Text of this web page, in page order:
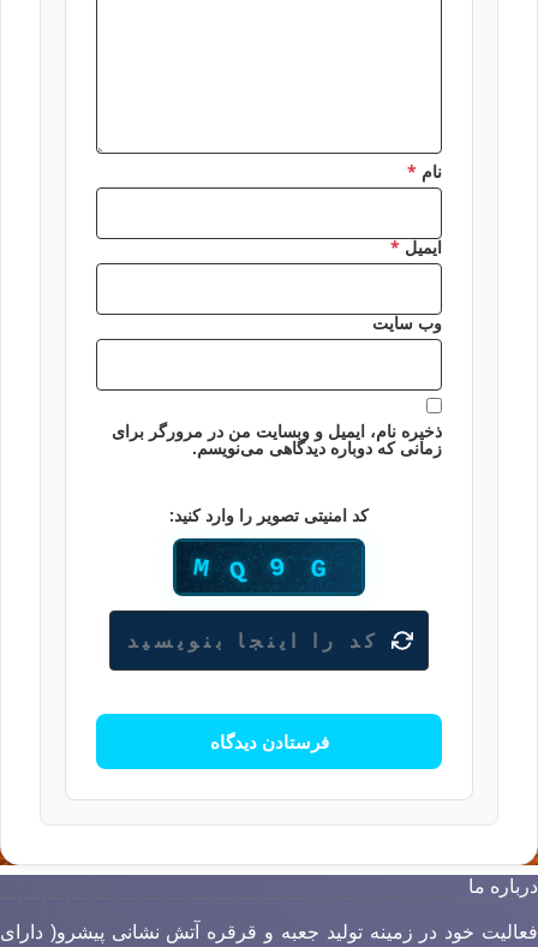
نام *
ایمیل*
وب‌ سایت
ذخیره نام، ایمیل و وبسایت من در مرورگر برای
زمانی که دوباره دیدگاهی می‌نویسم.
کد امنیتی تصویر را وارد کنید:
ما
خود در زمینه تولید جعبه و قرقره آتش نشانی پیشرو( دارای